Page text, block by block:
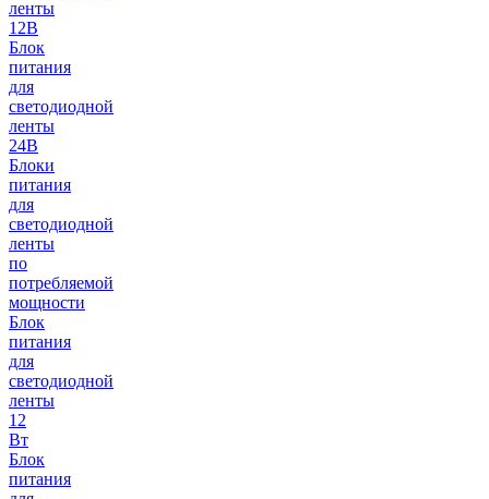
ленты
12В
Блок
питания
для
светодиодной
ленты
24В
Блоки
питания
для
светодиодной
ленты
по
потребляемой
мощности
Блок
питания
для
светодиодной
ленты
12
Вт
Блок
питания